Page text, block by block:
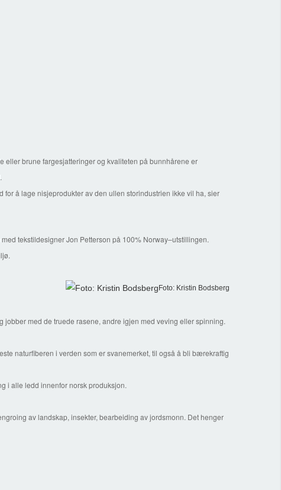
eller brune fargesjatteringer og kvaliteten på bunnhårene er
å lage nisjeprodukter av den ullen storindustrien ikke vil ha, sier
tekstildesigner Jon Petterson på 100% Norway–utstillingen.
Foto: Kristin Bodsberg
med de truede rasene, andre igjen med veving eller spinning.
naturfiberen i verden som er svanemerket, til også å bli bærekraftig
i alle ledd innenfor norsk produksjon.
av landskap, insekter, bearbeiding av jordsmonn. Det henger